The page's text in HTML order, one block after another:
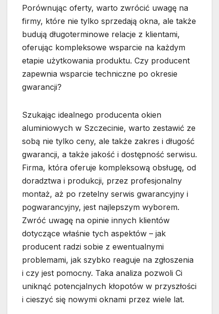
Porównując oferty, warto zwrócić uwagę na
firmy, które nie tylko sprzedają okna, ale także
budują długoterminowe relacje z klientami,
oferując kompleksowe wsparcie na każdym
etapie użytkowania produktu. Czy producent
zapewnia wsparcie techniczne po okresie
gwarancji?
Szukając idealnego producenta okien
aluminiowych w Szczecinie, warto zestawić ze
sobą nie tylko ceny, ale także zakres i długość
gwarancji, a także jakość i dostępność serwisu.
Firma, która oferuje kompleksową obsługę, od
doradztwa i produkcji, przez profesjonalny
montaż, aż po rzetelny serwis gwarancyjny i
pogwarancyjny, jest najlepszym wyborem.
Zwróć uwagę na opinie innych klientów
dotyczące właśnie tych aspektów – jak
producent radzi sobie z ewentualnymi
problemami, jak szybko reaguje na zgłoszenia
i czy jest pomocny. Taka analiza pozwoli Ci
uniknąć potencjalnych kłopotów w przyszłości
i cieszyć się nowymi oknami przez wiele lat.